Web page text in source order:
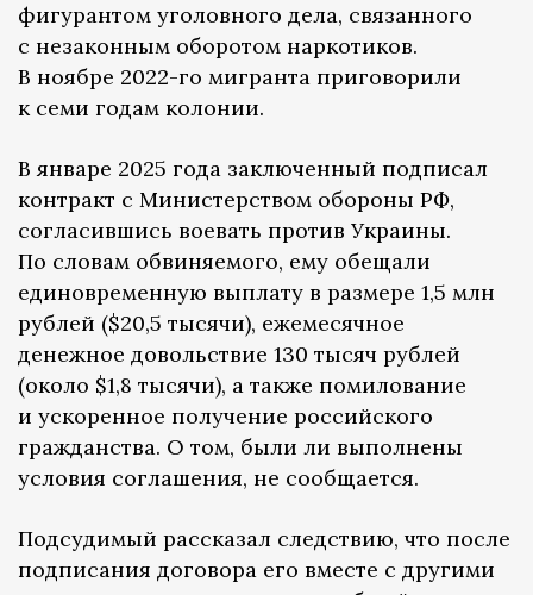
фигурантом уголовного дела, связанного
с незаконным оборотом наркотиков.
В ноябре 2022-го мигранта приговорили
к семи годам колонии.
В январе 2025 года заключенный подписал
контракт с Министерством обороны РФ,
согласившись воевать против Украины.
По словам обвиняемого, ему обещали
единовременную выплату в размере 1,5 млн
рублей ($20,5 тысячи), ежемесячное
денежное довольствие 130 тысяч рублей
(около $1,8 тысячи), а также помилование
и ускоренное получение российского
гражданства. О том, были ли выполнены
условия соглашения, не сообщается.
Подсудимый рассказал следствию, что после
подписания договора его вместе с другими